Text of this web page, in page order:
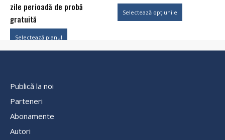
zile perioadă de probă
gratuită
Selectează planul
Selectează opțiunile
Publică la noi
Parteneri
Abonamente
Autori